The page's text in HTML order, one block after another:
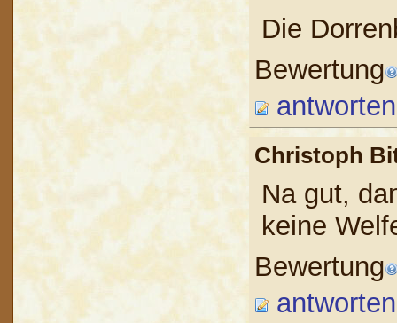
Die
Bewertung
antworten
Christoph
Na gut,
keine
Bewertung
antworten